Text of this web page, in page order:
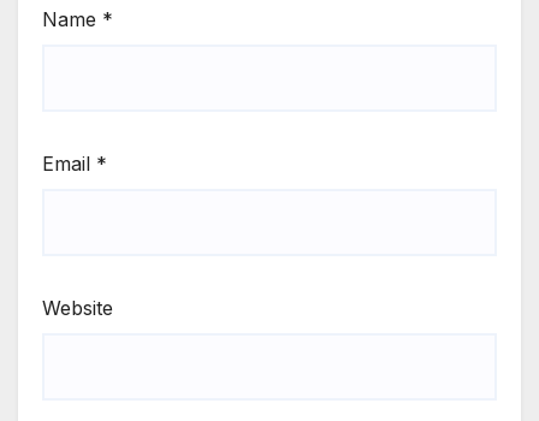
Name *
Email *
Website